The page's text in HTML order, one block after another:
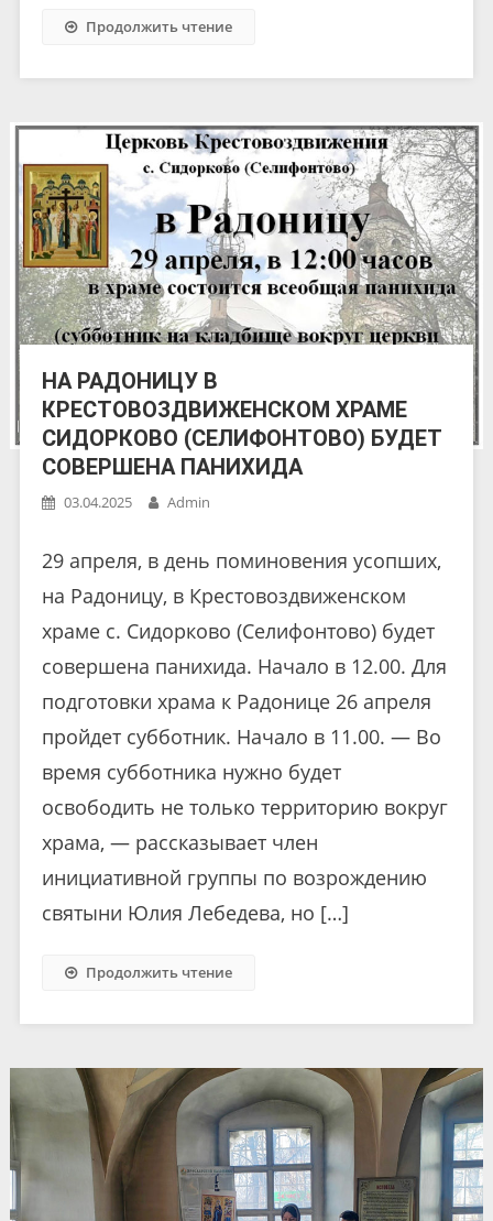
Продолжить чтение
НА РАДОНИЦУ В
КРЕСТОВОЗДВИЖЕНСКОМ ХРАМЕ
СИДОРКОВО (СЕЛИФОНТОВО) БУДЕТ
СОВЕРШЕНА ПАНИХИДА
03.04.2025 Admin
29 апреля, в день поминовения усопших,
на Радоницу, в Крестовоздвиженском
храме с. Сидорково (Селифонтово) будет
совершена панихида. Начало в 12.00. Для
подготовки храма к Радонице 26 апреля
пройдет субботник. Начало в 11.00. — Во
время субботника нужно будет
освободить не только территорию вокруг
храма, — рассказывает член
инициативной группы по возрождению
святыни Юлия Лебедева, но […]
Продолжить чтение